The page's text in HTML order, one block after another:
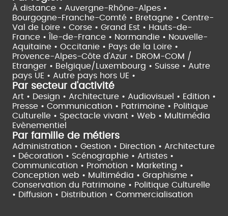
À distance • Auvergne-Rhône-Alpes •
Bourgogne-Franche-Comté • Bretagne • Centre-
Val de Loire • Corse • Grand Est • Hauts-de-
France •
Île-de-France • Normandie • Nouvelle-
Aquitaine • Occitanie • Pays de la Loire •
Provence-Alpes-Côte d'Azur • DROM-COM /
Etranger • Belgique/Luxembourg • Suisse • Autre
pays UE • Autre pays hors UE •
Par secteur d'activité
Art • Design • Architecture • Audiovisuel • Edition •
Presse • Communication • Patrimoine • Politique
Culturelle • Spectacle vivant • Web • Multimédia
Evènementiel
Par famille de métiers
Administration • Gestion • Direction • Architecture
• Décoration • Scénographie • Artistes •
Communication • Promotion • Marketing •
Conception web • Multimédia • Graphisme •
Conservation du Patrimoine • Politique Culturelle
• Diffusion • Distribution • Commercialisation